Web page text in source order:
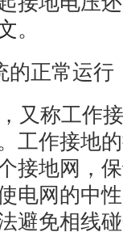
。
正常运行
称工作接
工作接地
接地网，
电网的中
避免相线